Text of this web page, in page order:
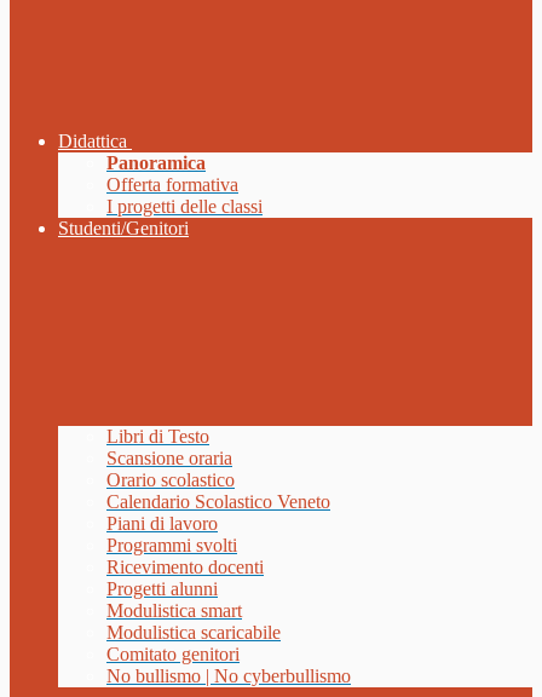
Didattica
Panoramica
Offerta formativa
I progetti delle classi
Studenti/Genitori
Libri di Testo
Scansione oraria
Orario scolastico
Calendario Scolastico Veneto
Piani di lavoro
Programmi svolti
Ricevimento docenti
Progetti alunni
Modulistica smart
Modulistica scaricabile
Comitato genitori
No bullismo | No cyberbullismo